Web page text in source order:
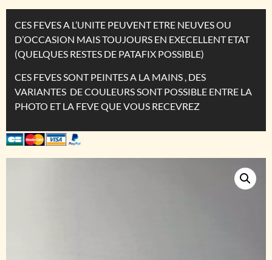
CES FEVES A L’UNITE PEUVENT ETRE NEUVES OU
D’OCCASION MAIS TOUJOURS EN EXECELLENT ETAT
(QUELQUES RESTES DE PATAFIX POSSIBLE)
CES FEVES SONT PEINTES A LA MAINS , DES
VARIANTES DE COULEURS SONT POSSIBLE ENTRE LA
PHOTO ET LA FEVE QUE VOUS RECEVREZ